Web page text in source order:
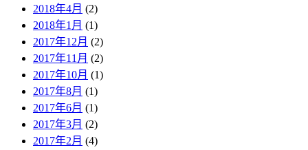
2018年4月 (2)
2018年1月 (1)
2017年12月 (2)
2017年11月 (2)
2017年10月 (1)
2017年8月 (1)
2017年6月 (1)
2017年3月 (2)
2017年2月 (4)